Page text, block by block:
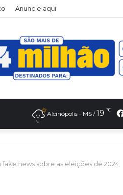
Anuncie aqui
Alcinópolis - MS / 19 ℃
news sobre as eleições de 2024;